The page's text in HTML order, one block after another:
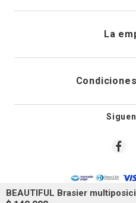
BEAUTIFUL Brasier
Historial
Envíanos
Cambios,
Cuidado
La
Aviso
Condiciones
Política